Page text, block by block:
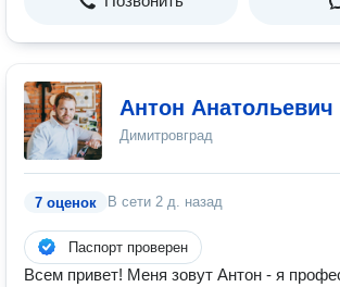
Антон
Димитровград
7 оценок В сети 2 д. назад
Паспорт проверен
Всем привет! Меня зовут Антон - я